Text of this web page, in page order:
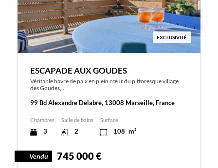
EXCLUSIVITÉ
ESCAPADE AUX GOUDES
Véritable havre de paix en plein cœur du pittoresque village
des Goudes,…
99 Bd Alexandre Delabre, 13008 Marseille, France
Chambres
3
Salle de bains
2
Surface
108 m²
Vendu 745 000 €